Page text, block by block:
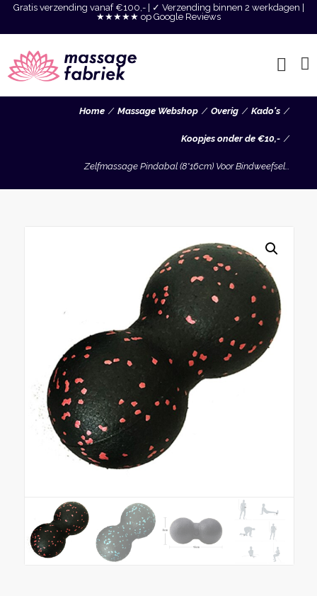
Gratis verzending vanaf €100,- | ✓ Verzending binnen 2 werkdagen |
★★★★★ op Google Reviews
Home Massage Webshop Overig Kado's
Koopjes onder de €10,-
Zelfmassage Pindabal (8*16cm) Voor Bindweefsel...